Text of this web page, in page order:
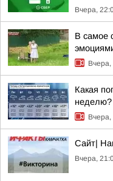
Вчера,
В самое
Вчера,
Какая
неделю?
Вчера,
Сайт|
Вчера,